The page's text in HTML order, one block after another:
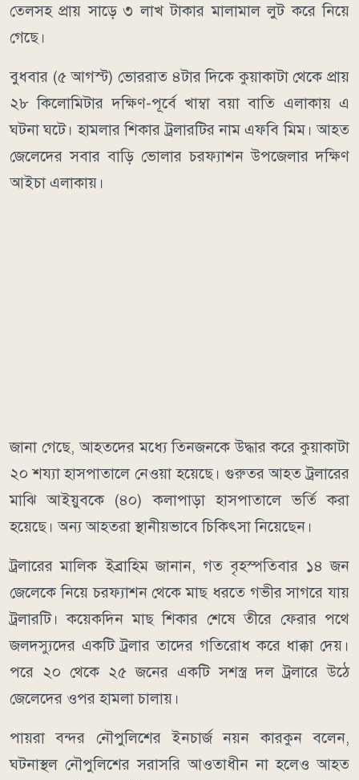
তেলসহ প্রায় সাড়ে ৩ লাখ টাকার মালামাল লুট করে নিয়ে
গেছে।
বুধবার (৫ আগস্ট) ভোররাত ৪টার দিকে কুয়াকাটা থেকে প্রায়
২৮ কিলোমিটার দক্ষিণ-পূর্বে খাম্বা বয়া বাতি এলাকায় এ
ঘটনা ঘটে। হামলার শিকার ট্রলারটির নাম এফবি মিম। আহত
জেলেদের সবার বাড়ি ভোলার চরফ্যাশন উপজেলার দক্ষিণ
আইচা এলাকায়।
জানা গেছে, আহতদের মধ্যে তিনজনকে উদ্ধার করে কুয়াকাটা
২০ শয্যা হাসপাতালে নেওয়া হয়েছে। গুরুতর আহত ট্রলারের
মাঝি আইয়ুবকে (৪০) কলাপাড়া হাসপাতালে ভর্তি করা
হয়েছে। অন্য আহতরা স্থানীয়ভাবে চিকিৎসা নিয়েছেন।
ট্রলারের মালিক ইব্রাহিম জানান, গত বৃহস্পতিবার ১৪ জন
জেলেকে নিয়ে চরফ্যাশন থেকে মাছ ধরতে গভীর সাগরে যায়
ট্রলারটি। কয়েকদিন মাছ শিকার শেষে তীরে ফেরার পথে
জলদস্যুদের একটি ট্রলার তাদের গতিরোধ করে ধাক্কা দেয়।
পরে ২০ থেকে ২৫ জনের একটি সশস্ত্র দল ট্রলারে উঠে
জেলেদের ওপর হামলা চালায়।
পায়রা বন্দর নৌপুলিশের ইনচার্জ নয়ন কারকুন বলেন,
ঘটনাস্থল নৌপুলিশের সরাসরি আওতাধীন না হলেও আহত